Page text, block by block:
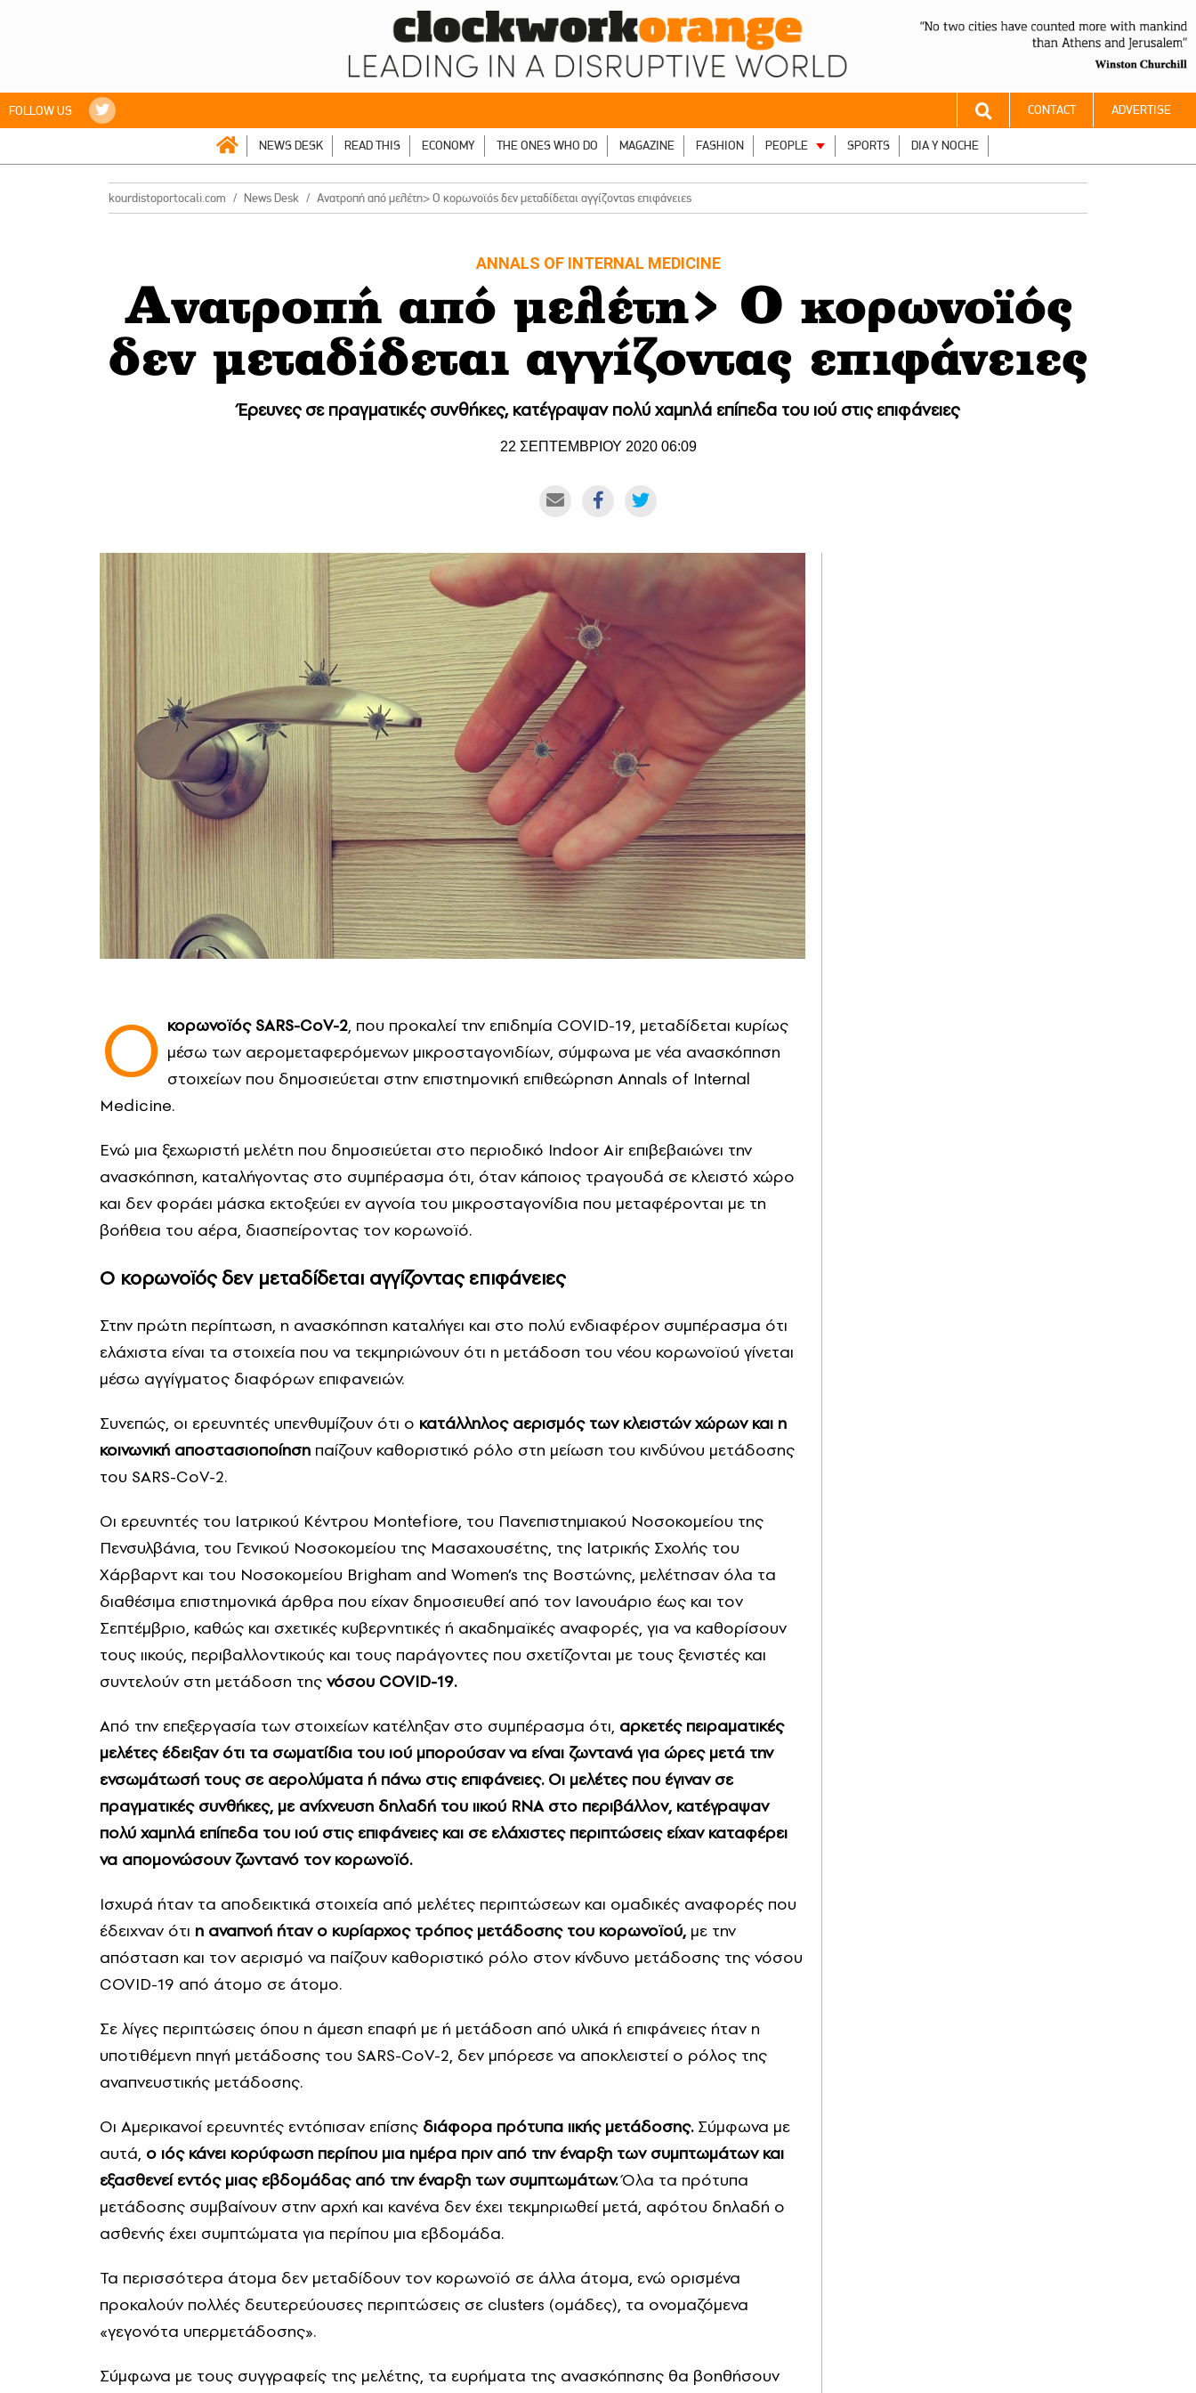
FOLLOW US CONTACT ADVERTISE
NEWS DESK READ THIS ECONOMY THE ONES WHO DO MAGAZINE FASHION PEOPLE SPORTS DIA Y NOCHE
kourdistoportocali.com News Desk Ανατροπή από μελέτη> Ο κορωνοϊός δεν μεταδίδεται αγγίζοντας επιφάνειες
ANNALS OF INTERNAL MEDICINE
Ανατροπή από μελέτη> Ο κορωνοϊός
δεν μεταδίδεται αγγίζοντας επιφάνειες
Έρευνες σε πραγματικές συνθήκες, κατέγραψαν πολύ χαμηλά επίπεδα του ιού στις επιφάνειες
22 ΣΕΠΤΕΜΒΡΙΟΥ 2020 06:09
Ο κορωνοϊός SARS-CoV-2, που προκαλεί την επιδημία COVID-19, μεταδίδεται κυρίως
μέσω των αερομεταφερόμενων μικροσταγονιδίων, σύμφωνα με νέα ανασκόπηση
στοιχείων που δημοσιεύεται στην επιστημονική επιθεώρηση Annals of Internal
Medicine.
Ενώ μια ξεχωριστή μελέτη που δημοσιεύεται στο περιοδικό Indoor Air επιβεβαιώνει την
ανασκόπηση, καταλήγοντας στο συμπέρασμα ότι, όταν κάποιος τραγουδά σε κλειστό χώρο
και δεν φοράει μάσκα εκτοξεύει εν αγνοία του μικροσταγονίδια που μεταφέρονται με τη
βοήθεια του αέρα, διασπείροντας τον κορωνοϊό.
Ο κορωνοϊός δεν μεταδίδεται αγγίζοντας επιφάνειες
Στην πρώτη περίπτωση, η ανασκόπηση καταλήγει και στο πολύ ενδιαφέρον συμπέρασμα ότι
ελάχιστα είναι τα στοιχεία που να τεκμηριώνουν ότι η μετάδοση του νέου κορωνοϊού γίνεται
μέσω αγγίγματος διαφόρων επιφανειών.
Συνεπώς, οι ερευνητές υπενθυμίζουν ότι ο κατάλληλος αερισμός των κλειστών χώρων και η
κοινωνική αποστασιοποίηση παίζουν καθοριστικό ρόλο στη μείωση του κινδύνου μετάδοσης
του SARS-CoV-2.
Οι ερευνητές του Ιατρικού Κέντρου Montefiore, του Πανεπιστημιακού Νοσοκομείου της
Πενσυλβάνια, του Γενικού Νοσοκομείου της Μασαχουσέτης, της Ιατρικής Σχολής του
Χάρβαρντ και του Νοσοκομείου Brigham and Women’s της Βοστώνης, μελέτησαν όλα τα
διαθέσιμα επιστημονικά άρθρα που είχαν δημοσιευθεί από τον Ιανουάριο έως και τον
Σεπτέμβριο, καθώς και σχετικές κυβερνητικές ή ακαδημαϊκές αναφορές, για να καθορίσουν
τους ιικούς, περιβαλλοντικούς και τους παράγοντες που σχετίζονται με τους ξενιστές και
συντελούν στη μετάδοση της νόσου COVID-19.
Από την επεξεργασία των στοιχείων κατέληξαν στο συμπέρασμα ότι, αρκετές πειραματικές
μελέτες έδειξαν ότι τα σωματίδια του ιού μπορούσαν να είναι ζωντανά για ώρες μετά την
ενσωμάτωσή τους σε αερολύματα ή πάνω στις επιφάνειες. Οι μελέτες που έγιναν σε
πραγματικές συνθήκες, με ανίχνευση δηλαδή του ιικού RNA στο περιβάλλον, κατέγραψαν
πολύ χαμηλά επίπεδα του ιού στις επιφάνειες και σε ελάχιστες περιπτώσεις είχαν καταφέρει
να απομονώσουν ζωντανό τον κορωνοϊό.
Ισχυρά ήταν τα αποδεικτικά στοιχεία από μελέτες περιπτώσεων και ομαδικές αναφορές που
έδειχναν ότι η αναπνοή ήταν ο κυρίαρχος τρόπος μετάδοσης του κορωνοϊού, με την
απόσταση και τον αερισμό να παίζουν καθοριστικό ρόλο στον κίνδυνο μετάδοσης της νόσου
COVID-19 από άτομο σε άτομο.
Σε λίγες περιπτώσεις όπου η άμεση επαφή με ή μετάδοση από υλικά ή επιφάνειες ήταν η
υποτιθέμενη πηγή μετάδοσης του SARS-CoV-2, δεν μπόρεσε να αποκλειστεί ο ρόλος της
αναπνευστικής μετάδοσης.
Οι Αμερικανοί ερευνητές εντόπισαν επίσης διάφορα πρότυπα ιικής μετάδοσης.Σύμφωνα με
αυτά, ο ιός κάνει κορύφωση περίπου μια ημέρα πριν από την έναρξη των συμπτωμάτων και
εξασθενεί εντός μιας εβδομάδας από την έναρξη των συμπτωμάτων.Όλα τα πρότυπα
μετάδοσης συμβαίνουν στην αρχή και κανένα δεν έχει τεκμηριωθεί μετά, αφότου δηλαδή ο
ασθενής έχει συμπτώματα για περίπου μια εβδομάδα.
Τα περισσότερα άτομα δεν μεταδίδουν τον κορωνοϊό σε άλλα άτομα, ενώ ορισμένα
προκαλούν πολλές δευτερεύουσες περιπτώσεις σε clusters (ομάδες), τα ονομαζόμενα
«γεγονότα υπερμετάδοσης».
Σύμφωνα με τους συγγραφείς της μελέτης, τα ευρήματα της ανασκόπησης θα βοηθήσουν